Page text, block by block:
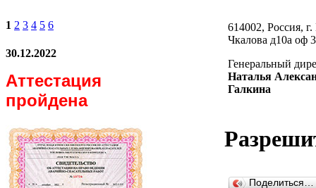
1 2 3 4 5 6
30.12.2022
Аттестация
пройдена
614002, Россия,
Чкалова д10а оф 3
Генеральный
Наталья
Галкина
Поделиться…